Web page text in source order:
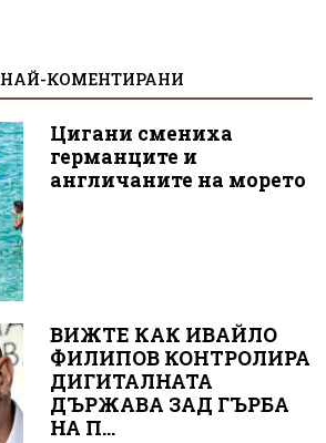
НАЙ-КОМЕНТИРАНИ
Цигани смениха
германците и
англичаните на морето
ВИЖТЕ КАК ИВАЙЛО
ФИЛИПОВ КОНТРОЛИРА
ДИГИТАЛНАТА
ДЪРЖАВА ЗАД ГЪРБА
НА П...